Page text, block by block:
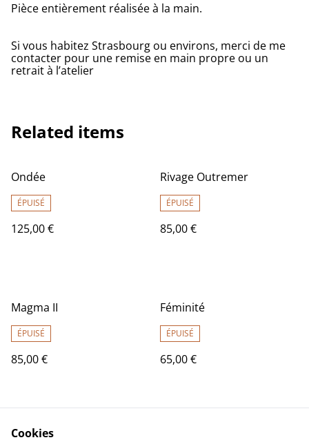
Pièce entièrement réalisée à la main.
Si vous habitez Strasbourg ou environs, merci de me
contacter pour une remise en main propre ou un
retrait à l’atelier
Related items
Ondée
ÉPUISÉ
125,00 €
Rivage Outremer
ÉPUISÉ
85,00 €
Magma II
ÉPUISÉ
85,00 €
Féminité
ÉPUISÉ
65,00 €
Cookies